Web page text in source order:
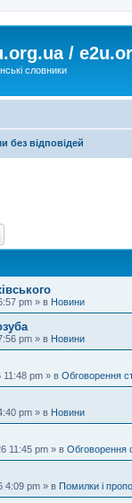
/
словники
без відповідей
pm » в Новини
pm » в Новини
11:48 pm » в Обговорення
pm » в Новини
11:45 pm » в Обговорення
4:09 pm » в Помилки і